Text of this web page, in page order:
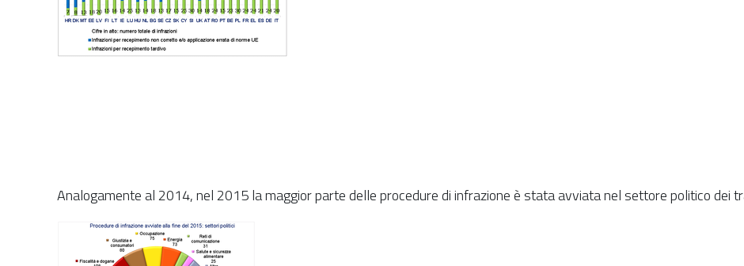
Analogamente al 2014, nel 2015 la maggior parte delle procedure di infrazione è stata avviata nel settore politico dei